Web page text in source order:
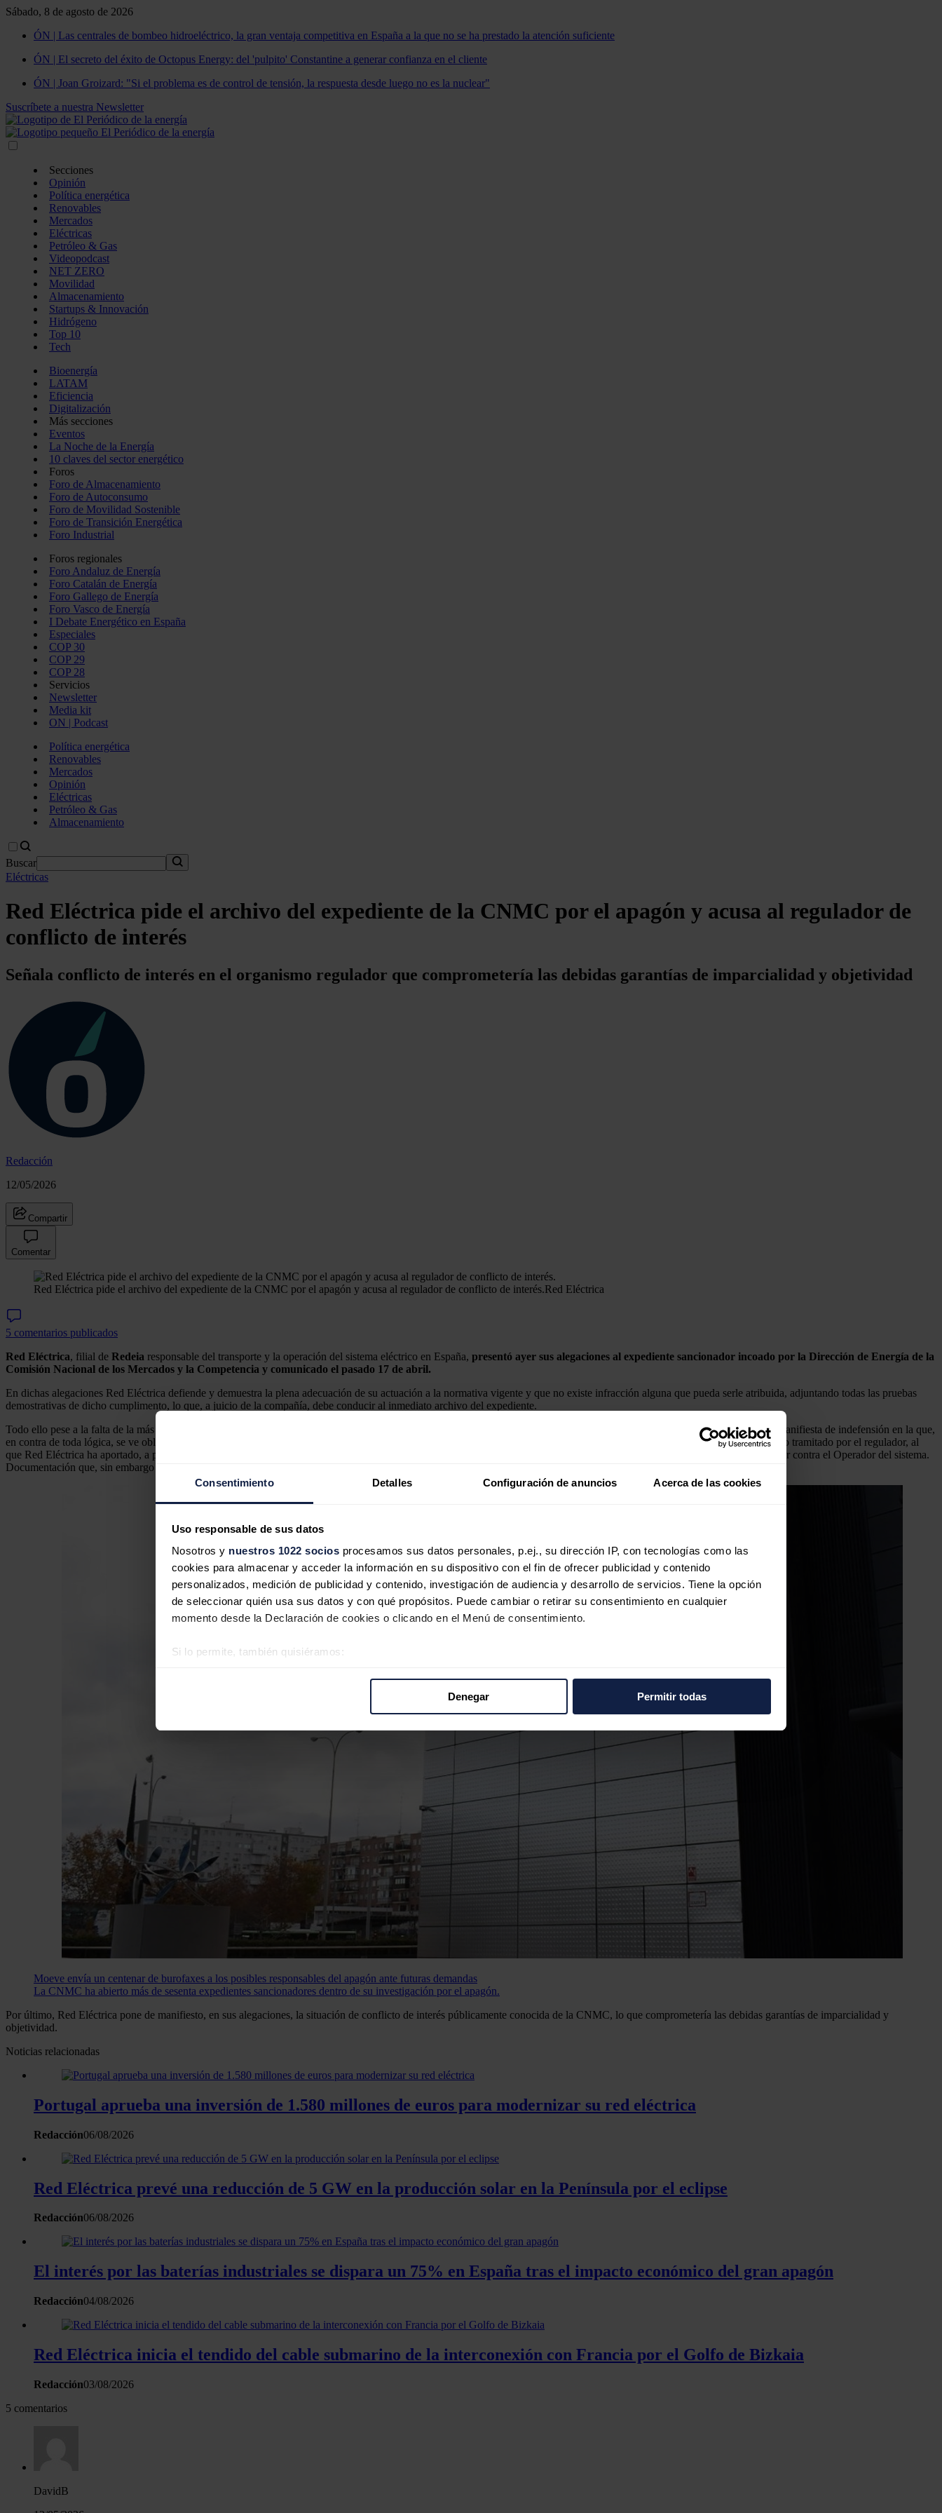
Consentimiento Detalles Configuración de anuncios Acerca de las cookies
Uso responsable de sus datos
Nosotros y nuestros 1022 socios procesamos sus datos personales, p.ej., su dirección IP, con tecnologías como las
cookies para almacenar y acceder la información en su dispositivo con el fin de ofrecer publicidad y contenido
personalizados, medición de publicidad y contenido, investigación de audiencia y desarrollo de servicios. Tiene la opción
de seleccionar quién usa sus datos y con qué propósitos. Puede cambiar o retirar su consentimiento en cualquier
momento desde la Declaración de cookies o clicando en el Menú de consentimiento.
Si lo permite, también quisiéramos:
Las cookies de este sitio web se usan para personalizar el contenido y los anuncios, ofrecer funciones de redes sociales
y analizar el tráfico. Además, compartimos información sobre el uso que haga del sitio web con nuestros partners de
redes sociales, publicidad y análisis web, quienes pueden combinarla con otra información que les haya proporcionado o
que hayan recopilado a partir del uso que haya hecho de sus servicios.
Denegar Permitir todas
Sábado, 8 de agosto de 2026
ÓN | Las centrales de bombeo hidroeléctrico, la gran ventaja competitiva en España a la que no se ha prestado la atención suficiente
ÓN | El secreto del éxito de Octopus Energy: del 'pulpito' Constantine a generar confianza en el cliente
ÓN | Joan Groizard: "Si el problema es de control de tensión, la respuesta desde luego no es la nuclear"
Suscríbete a nuestra Newsletter
Secciones
Opinión
Política energética
Renovables
Mercados
Eléctricas
Petróleo & Gas
Videopodcast
NET ZERO
Movilidad
Almacenamiento
Startups & Innovación
Hidrógeno
Top 10
Tech
Bioenergía
LATAM
Eficiencia
Digitalización
Más secciones
Eventos
La Noche de la Energía
10 claves del sector energético
Foros
Foro de Almacenamiento
Foro de Autoconsumo
Foro de Movilidad Sostenible
Foro de Transición Energética
Foro Industrial
Foros regionales
Foro Andaluz de Energía
Foro Catalán de Energía
Foro Gallego de Energía
Foro Vasco de Energía
I Debate Energético en España
Especiales
COP 30
COP 29
COP 28
Servicios
Newsletter
Media kit
ON | Podcast
Política energética
Renovables
Mercados
Opinión
Eléctricas
Petróleo & Gas
Almacenamiento
Buscar
Eléctricas
Red Eléctrica pide el archivo del expediente de la CNMC por el apagón y acusa al regulador de
conflicto de interés
Señala conflicto de interés en el organismo regulador que comprometería las debidas garantías de imparcialidad y objetividad
Redacción
12/05/2026
Compartir
Comentar
Red Eléctrica pide el archivo del expediente de la CNMC por el apagón y acusa al regulador de conflicto de interés.Red Eléctrica
5 comentarios publicados
Red Eléctrica, filial de Redeia responsable del transporte y la operación del sistema eléctrico en España, presentó ayer sus alegaciones al expediente sancionador incoado por la Dirección de Energía de la
Comisión Nacional de los Mercados y la Competencia y comunicado el pasado 17 de abril.
En dichas alegaciones Red Eléctrica defiende y demuestra la plena adecuación de su actuación a la normativa vigente y que no existe infracción alguna que pueda serle atribuida, adjuntando todas las pruebas
demostrativas de dicho cumplimento, lo que, a juicio de la compañía, debe conducir al inmediato archivo del expediente.
Todo ello pese a la falta de la más mínima precisión necesaria sobre los hechos en los que la CNMC fundamenta su imputación, lo que coloca a Red Eléctrica en una situación manifiesta de indefensión en la que,
en contra de toda lógica, se ve obligada a probar su inocencia. Esta falta de precisión es incompatible con la complejidad técnica y el carácter exhaustivo del procedimiento previo tramitado por el regulador, al
que Red Eléctrica ha aportado, a petición del propio regulador, más de medio centenar de informes y documentos que evidencian la improcedencia del procedimiento sancionador contra el Operador del sistema.
Documentación que, sin embargo y sorprendentemente, no se incorpora en el expediente sancionador.
Moeve envía un centenar de burofaxes a los posibles responsables del apagón ante futuras demandas
La CNMC ha abierto más de sesenta expedientes sancionadores dentro de su investigación por el apagón.
Por último, Red Eléctrica pone de manifiesto, en sus alegaciones, la situación de conflicto de interés públicamente conocida de la CNMC, lo que comprometería las debidas garantías de imparcialidad y
objetividad.
Noticias relacionadas
Portugal aprueba una inversión de 1.580 millones de euros para modernizar su red eléctrica
Redacción06/08/2026
Red Eléctrica prevé una reducción de 5 GW en la producción solar en la Península por el eclipse
Redacción06/08/2026
El interés por las baterías industriales se dispara un 75% en España tras el impacto económico del gran apagón
Redacción04/08/2026
Red Eléctrica inicia el tendido del cable submarino de la interconexión con Francia por el Golfo de Bizkaia
Redacción03/08/2026
5 comentarios
DavidB